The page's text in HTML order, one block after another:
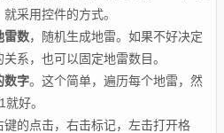
采用控件的方式。
雷数，随机生成地雷。如果不好决定
系，也可以固定地雷数目。
数字。这个简单，遍历每个地雷，然
好。
键的点击，右击标记，左击打开格